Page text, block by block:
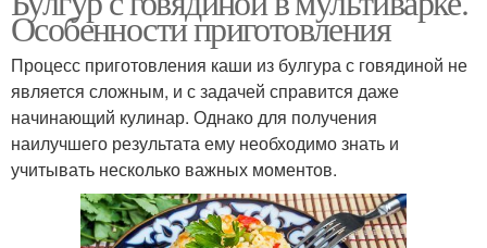
Особенности приготовления
Процесс приготовления каши из булгура с говядиной не
является сложным, и с задачей справится даже
начинающий кулинар. Однако для получения
наилучшего результата ему необходимо знать и
учитывать несколько важных моментов.